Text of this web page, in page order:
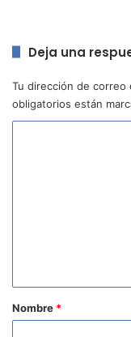
Deja una
Tu dirección de correo
obligatorios están
rNombre *